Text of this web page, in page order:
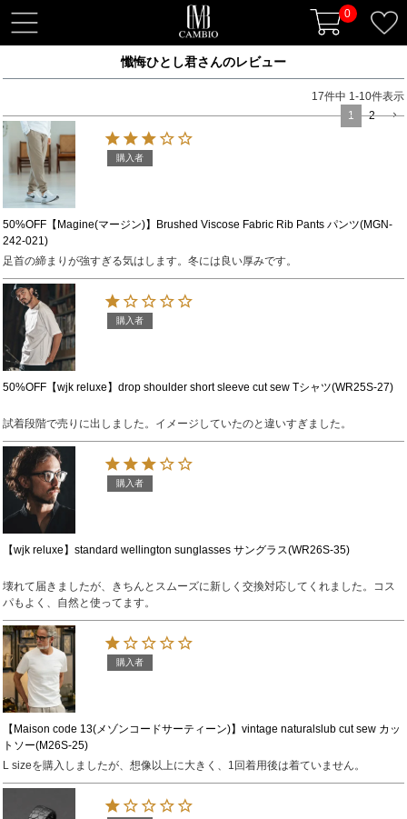
0
t
o
l
e
n
a
i
g
a
t
o
n
懺悔ひとし君さんのレビュー
17件中 1-10件表示
1
2
50%OFF【Magine(マージン)】Brushed Viscose Fabric Rib Pants パンツ(MGN-
242-021)
購入者
足首の締まりが強すぎる気はします。冬には良い厚みです。
50%OFF【wjk reluxe】drop shoulder short sleeve cut sew Tシャツ(WR25S-27)
購入者
試着段階で売りに出しました。イメージしていたのと違いすぎました。
【wjk reluxe】standard wellington sunglasses サングラス(WR26S-35)
購入者
壊れて届きましたが、きちんとスムーズに新しく交換対応してくれました。コス
パもよく、自然と使ってます。
【Maison code 13(メゾンコードサーティーン)】vintage naturalslub cut sew カッ
トソー(M26S-25)
購入者
L sizeを購入しましたが、想像以上に大きく、1回着用後は着ていません。